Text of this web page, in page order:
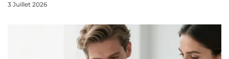
3 Juillet 2026